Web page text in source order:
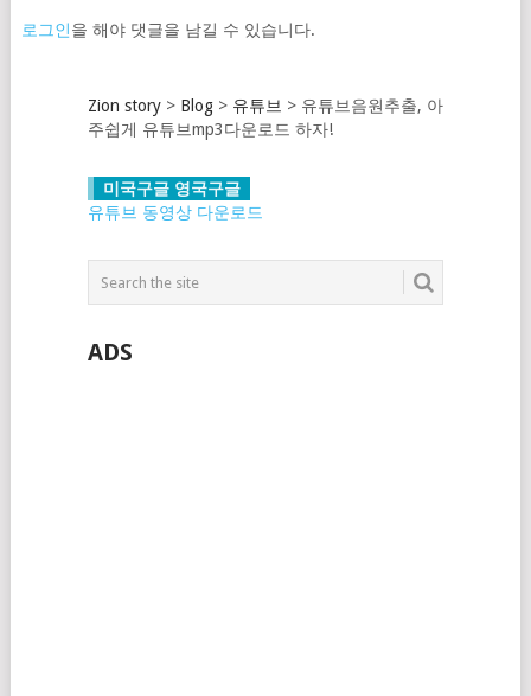
로그인을 해야 댓글을 남길 수 있습니다.
Zion story> Blog> 유튜브 > 유튜브음원추출, 아
주쉽게 유튜브mp3다운로드 하자!
미국구글 영국구글
유튜브 동영상 다운로드
ADS